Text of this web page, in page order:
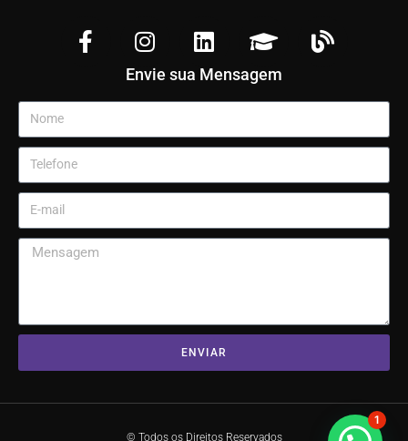
Envie sua Mensagem
ENVIAR
© Todos os Direitos Reservados
1